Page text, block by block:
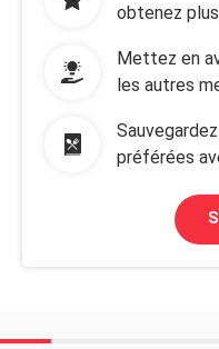
obtenez
Mettez en
les autres
préférées